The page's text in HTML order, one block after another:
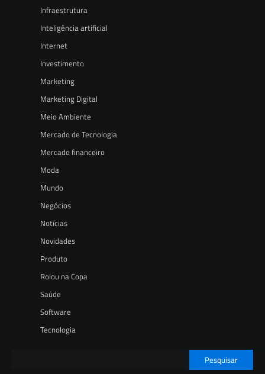
Infraestrutura
Inteligência artificial
Internet
Investimento
Marketing
Marketing Digital
Meio Ambiente
Mercado de Tecnologia
Mercado financeiro
Moda
Mundo
Negócios
Notícias
Novidades
Produto
Rolou na Copa
Saúde
Software
Tecnologia
Pesquisar